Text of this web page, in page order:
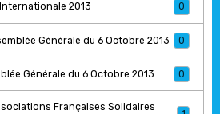
2013 0
Générale du 6 Octobre 2013 0
Générale du 6 Octobre 2013 0
Françaises Solidaires